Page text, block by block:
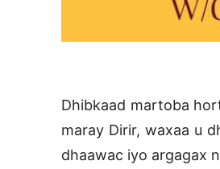
Dhibkaad martoba
maray Dirir, waxaa u
dhaawac iyo argagax